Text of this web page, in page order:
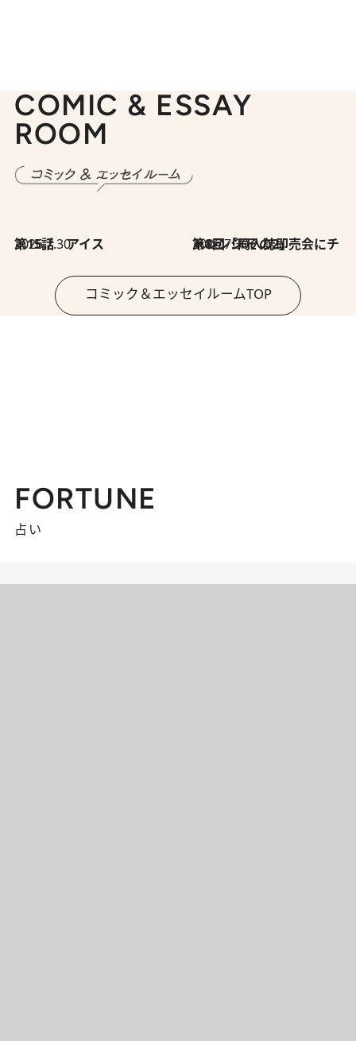
COMIC & ESSAY
ROOM
2026.7.30
第15話 アイス 2026.7.30
第8回「同人誌即売会にチャレンジ その2」
コミック＆エッセイルームTOP
FORTUNE
占い